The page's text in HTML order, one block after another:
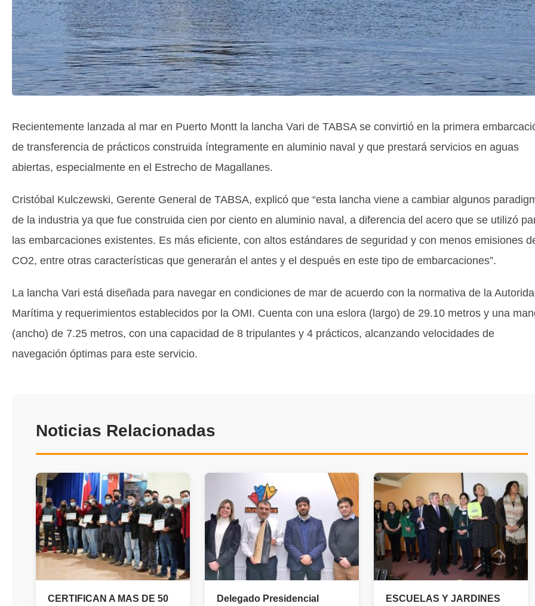
Recientemente lanzada al mar en Puerto Montt la lancha Vari de TABSA se convirtió en la primera
de transferencia de prácticos construida íntegramente en aluminio naval y que prestará servicios en aguas
abiertas, especialmente en el Estrecho de Magallanes.
Cristóbal Kulczewski, Gerente General de TABSA, explicó que “esta lancha viene a cambiar algunos
de la industria ya que fue construida cien por ciento en aluminio naval, a diferencia del acero que se utilizó
las embarcaciones existentes. Es más eficiente, con altos estándares de seguridad y con menos emisiones
CO2, entre otras características que generarán el antes y el después en este tipo de embarcaciones”.
La lancha Vari está diseñada para navegar en condiciones de mar de acuerdo con la normativa de la
Marítima y requerimientos establecidos por la OMI. Cuenta con una eslora (largo) de 29.10 metros y una
(ancho) de 7.25 metros, con una capacidad de 8 tripulantes y 4 prácticos, alcanzando velocidades de
navegación óptimas para este servicio.
Noticias Relacionadas
CERTIFICAN A MAS DE 50
Delegado Presidencial
ESCUELAS Y JARDINES